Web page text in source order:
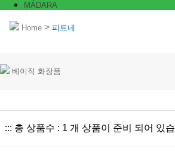
MÁDARA
Home > 피트네
베이직 화장품
::: 총 상품수 : 1 개 상품이 준비 되어 있